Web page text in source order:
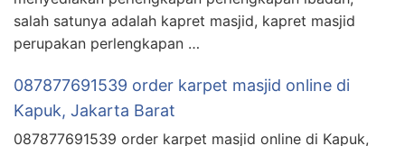
salah satunya adalah kapret masjid, kapret masjid
perupakan perlengkapan …
087877691539 order karpet masjid online di
Kapuk, Jakarta Barat
087877691539 order karpet masjid online di Kapuk,